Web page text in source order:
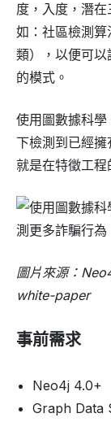
度，入度，潛
如：社區檢測
類），以便可
的模式。
使用圖數據科
下檢測到已經擁
就是在特徵工程
圖片來源：
white-paper
事前需求
Neo4j 4.0+
Graph Data